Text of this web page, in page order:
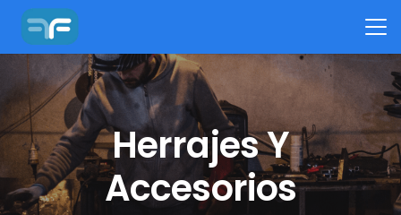
Herrajes Y
Accesorios